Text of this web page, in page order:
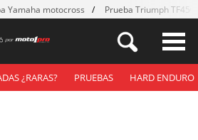
Yamaha motocross Prueba Triumph
¿RARAS? PRUEBAS HARD ENDURO